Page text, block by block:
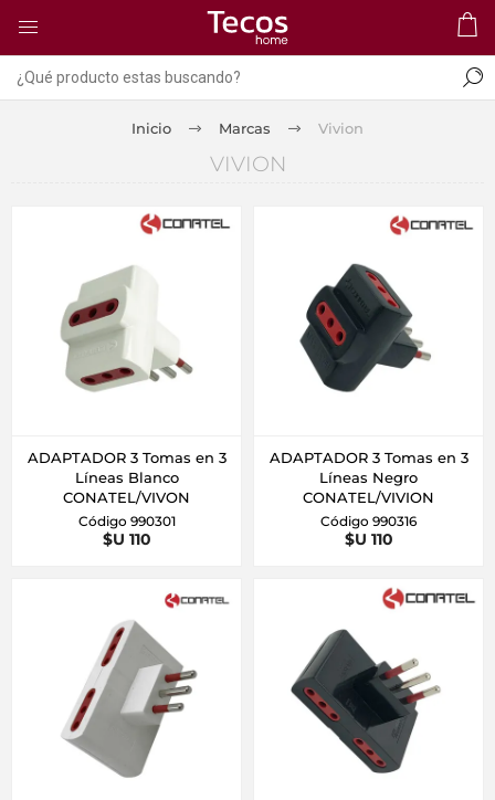
Inicio Marcas Vivion
VIVION
ADAPTADOR 3 Tomas en 3
Líneas Blanco
CONATEL/VIVON
Código 990301
$U 110
ADAPTADOR 3 Tomas en 3
Líneas Negro
CONATEL/VIVION
Código 990316
$U 110